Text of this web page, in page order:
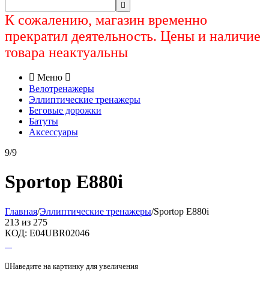

К сожалению, магазин временно
прекратил деятельность. Цены и наличие
товара неактуальны
 Меню 
Велотренажеры
Эллиптические тренажеры
Беговые дорожки
Батуты
Аксессуары
9/9
Sportop E880i
Главная/Эллиптические тренажеры/Sportop E880i
213 из 275
КОД: E04UBR02046
Наведите на картинку для увеличения